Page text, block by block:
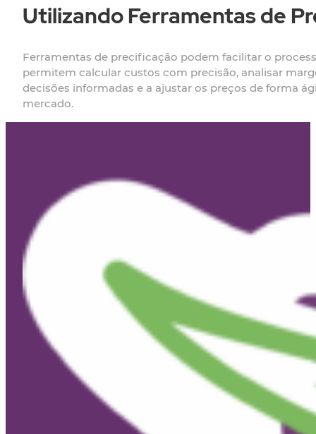
Utilizando Ferramentas de
Ferramentas de precificação podem facilitar o
permitem calcular custos com precisão, analisar
decisões informadas e a ajustar os preços de forma
mercado.